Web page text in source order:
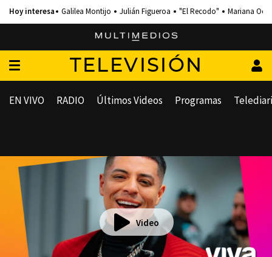
Galilea Montijo Julián Figueroa "El Recodo" Mariana
TELEVISIÓN
EN VIVO RADIO Últimos Videos Programas
Video